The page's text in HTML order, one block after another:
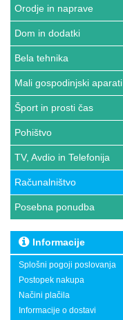
Orodje in naprave
Dom in dodatki
Bela tehnika
Mali gospodinjski aparati
Šport in prosti čas
Pohištvo
TV, Avdio in Telefonija
Računalništvo
Posebna ponudba
Informacije
Splošni pogoji poslovanja
Postopek nakupa
Načini plačila
Informacije o dostavi